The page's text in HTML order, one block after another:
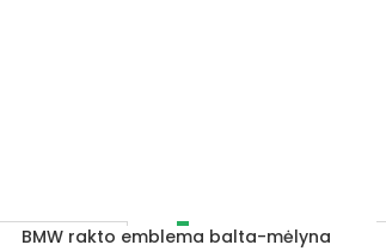
IŠPARDUOTA
DAUGIAU
BMW rakto emblema balta-mėlyna